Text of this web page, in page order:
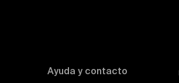
Ayuda y contacto